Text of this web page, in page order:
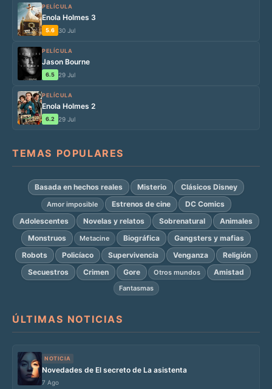
PELÍCULA
Enola Holmes 3
5.6 30 Jul
PELÍCULA
Jason Bourne
6.5 29 Jul
PELÍCULA
Enola Holmes 2
6.2 29 Jul
TEMAS POPULARES
Basada en hechos reales Misterio Clásicos Disney
Amor imposible Estrenos de cine
DC Comics
Adolescentes
Novelas y relatos Sobrenatural
Animales
Monstruos
Metacine Biográfica
Gangsters y mafias
Robots
Policíaco Supervivencia Venganza
Religión
Secuestros
Crimen Gore Otros mundos Amistad
Fantasmas
ÚLTIMAS NOTICIAS
NOTICIA
Novedades de El secreto de La asistenta
7 Ago